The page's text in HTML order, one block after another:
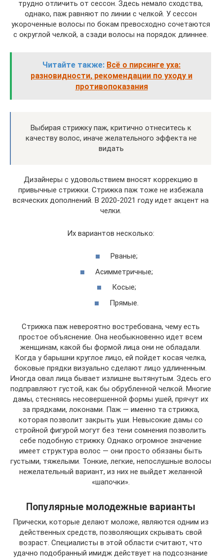
трудно отличить от сессон. Здесь немало сходства,
однако, паж равняют по линии с челкой. У сессон
укороченные волосы по бокам превосходно сочетаются
с округлой челкой, а сзади волосы на порядок длиннее.
Читайте также: Всё о пирсинге уха:
разновидности, рекомендации по уходу и
противопоказания
Выбирая стрижку паж, критично отнеситесь к
качеству волос, иначе желательного эффекта не
видать
Дизайнеры с удовольствием вносят коррекцию в
привычные стрижки. Стрижка паж тоже не избежала
всяческих дополнений. В 2020-2021 году идет акцент на
челки.
Их вариантов несколько:
Рваные;
Асимметричные;
Косые;
Прямые.
Стрижка паж невероятно востребована, чему есть
простое объяснение. Она необыкновенно идет всем
женщинам, какой бы формой лица они не обладали.
Когда у барышни круглое лицо, ей пойдет косая челка,
боковые прядки визуально сделают лицо удлиненным.
Иногда овал лица бывает излишне вытянутым. Здесь его
подправляют густой, как бы обрубленной челкой. Многие
дамы, стесняясь несовершенной формы ушей, прячут их
за прядками, локонами. Паж — именно та стрижка,
которая позволит закрыть уши. Невысокие дамы со
стройной фигурой могут без тени сомнения позволить
себе подобную стрижку. Однако огромное значение
имеет структура волос — они просто обязаны быть
густыми, тяжелыми. Тонкие, легкие, непослушные волосы
нежелательный вариант, из них не выйдет желанной
«шапочки».
Популярные молодежные варианты
Прически, которые делают моложе, являются одним из
действенных средств, позволяющих скрывать свой
возраст. Специалисты в этой области считают, что
удачно подобранный имидж действует на подсознание